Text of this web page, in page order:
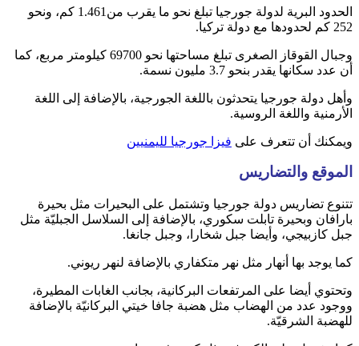
الحدود البرية لدولة جورجيا تبلغ نحو ما يقرب من1.461 كم، ونحو
252 كم لحدودها مع دولة تركيا.
وجبال القوقاز الصغرى تبلغ مساحتها نحو 69700 كيلومتر مربع، كما
أن عدد سكانها يقدر بنحو 3.7 مليون نسمة.
وأهل دولة جورجيا يتحدثون باللغة الجورجية، بالإضافة إلى اللغة
الأرمنية واللغة الروسية.
ويمكنك أن تتعرف على فيزا جورجيا لليمنيين
الموقع والتضاريس
تتنوع تضاريس دولة جورجيا وتشتمل على البحيرات مثل بحيرة
بارافان وبحيرة تابلت سكوري، بالإضافة إلى السلاسل الجبليّة مثل
جبل كازبيجي، وأيضا جبل شخارا، وجبل جانغا.
كما يوجد بها أنهار مثل نهر متكفاري بالإضافة لنهر ريوني.
وتحتوي أيضا على المرتفعات البركانية، بجانب الغابات المطيرة،
ووجود عدد من الهضاب مثل هضبة جافا خيتي البركانيّة بالإضافة
للهضبة الشرقيّة.